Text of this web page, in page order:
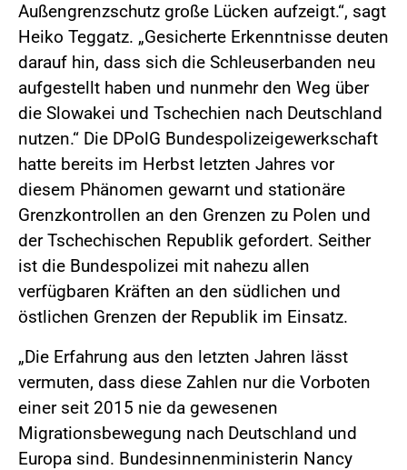
Außengrenzschutz große Lücken aufzeigt.“, sagt
Heiko Teggatz. „Gesicherte Erkenntnisse deuten
darauf hin, dass sich die Schleuserbanden neu
aufgestellt haben und nunmehr den Weg über
die Slowakei und Tschechien nach Deutschland
nutzen.“ Die DPolG Bundespolizeigewerkschaft
hatte bereits im Herbst letzten Jahres vor
diesem Phänomen gewarnt und stationäre
Grenzkontrollen an den Grenzen zu Polen und
der Tschechischen Republik gefordert. Seither
ist die Bundespolizei mit nahezu allen
verfügbaren Kräften an den südlichen und
östlichen Grenzen der Republik im Einsatz.
„Die Erfahrung aus den letzten Jahren lässt
vermuten, dass diese Zahlen nur die Vorboten
einer seit 2015 nie da gewesenen
Migrationsbewegung nach Deutschland und
Europa sind. Bundesinnenministerin Nancy